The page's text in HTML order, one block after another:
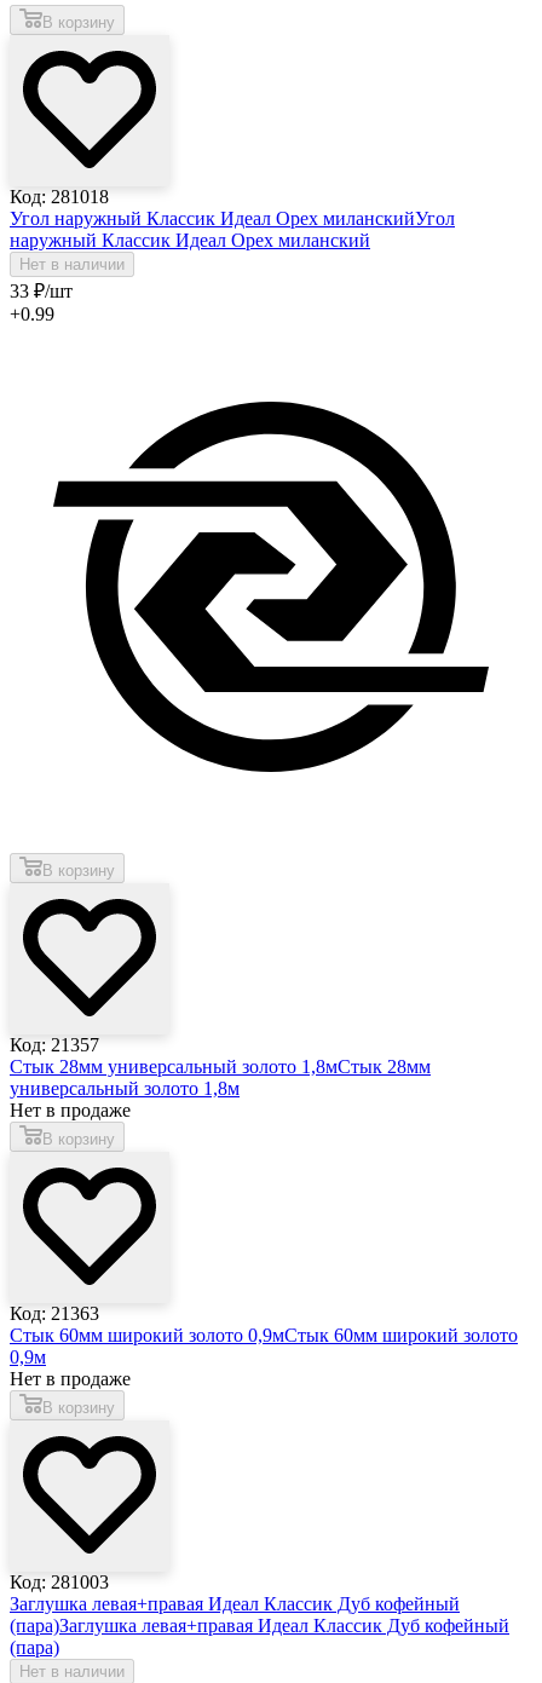
В корзину
Код: 281018
Угол наружный Классик Идеал Орех миланскийУгол
наружный Классик Идеал Орех миланский
Нет в наличии
33 ₽/шт
+0.99
В корзину
Код: 21357
Стык 28мм универсальный золото 1,8мСтык 28мм
универсальный золото 1,8м
Нет в продаже
В корзину
Код: 21363
Стык 60мм широкий золото 0,9мСтык 60мм широкий золото
0,9м
Нет в продаже
В корзину
Код: 281003
Заглушка левая+правая Идеал Классик Дуб кофейный
(пара)Заглушка левая+правая Идеал Классик Дуб кофейный
(пара)
Нет в наличии